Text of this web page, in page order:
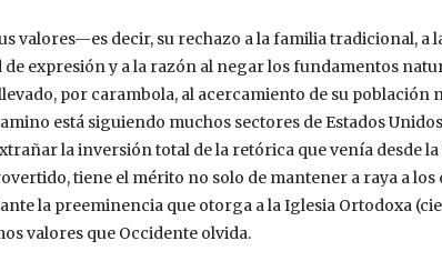
valores—es decir, su rechazo a la familia tradicional, a
de expresión y a la razón al negar los fundamentos
por carambola, al acercamiento de su población
está siguiendo muchos sectores de Estados
la inversión total de la retórica que venía desde
tiene el mérito no solo de mantener a raya a los
la preeminencia que otorga a la Iglesia Ortodoxa
valores que Occidente olvida.